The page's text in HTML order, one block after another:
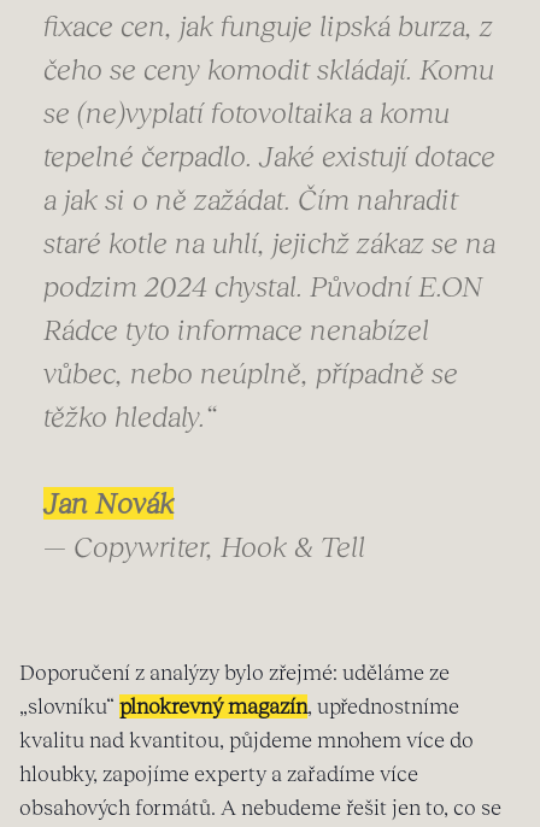
fixace cen, jak funguje lipská burza, z
čeho se ceny komodit skládají. Komu
se (ne)vyplatí fotovoltaika a komu
tepelné čerpadlo. Jaké existují dotace
a jak si o ně zažádat. Čím nahradit
staré kotle na uhlí, jejichž zákaz se na
podzim 2024 chystal. Původní E.ON
Rádce tyto informace nenabízel
vůbec, nebo neúplně, případně se
těžko hledaly.“
Jan Novák
— Copywriter, Hook & Tell
Doporučení z analýzy bylo zřejmé: uděláme ze
„slovníku“ plnokrevný magazín, upřednostníme
kvalitu nad kvantitou, půjdeme mnohem více do
hloubky, zapojíme experty a zařadíme více
obsahových formátů. A nebudeme řešit jen to, co se